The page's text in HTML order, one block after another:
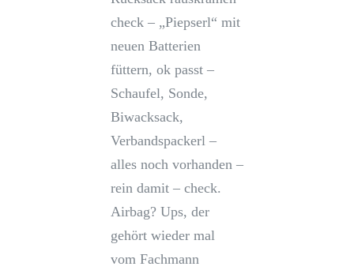
check – „Piepserl“ mit
neuen Batterien
füttern, ok passt –
Schaufel, Sonde,
Biwacksack,
Verbandspackerl –
alles noch vorhanden –
rein damit – check.
Airbag? Ups, der
gehört wieder mal
vom Fachmann